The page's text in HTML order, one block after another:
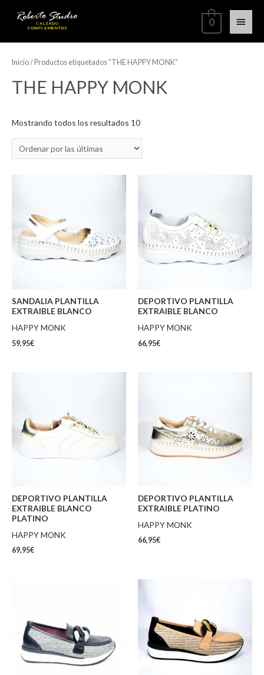
0
Inicio/ Productos etiquetados “THE HAPPY MONK”
THE HAPPY MONK
Mostrando todos los resultados 10
SANDALIA PLANTILLA
EXTRAIBLE BLANCO
HAPPY MONK
59,95€
DEPORTIVO PLANTILLA
EXTRAIBLE BLANCO
HAPPY MONK
66,95€
DEPORTIVO PLANTILLA
EXTRAIBLE BLANCO
PLATINO
HAPPY MONK
69,95€
DEPORTIVO PLANTILLA
EXTRAIBLE PLATINO
HAPPY MONK
66,95€